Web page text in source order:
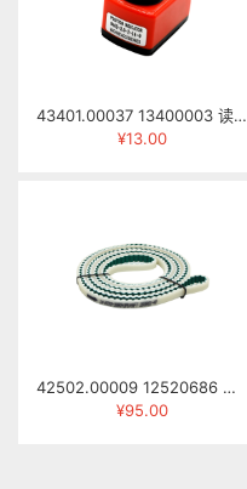
43401.00037 13400003 读数器 0402-2.0-I-14-0
¥13.00
42502.00009 12520686 梯形齿同步带 AT10-14-3980mm（PU，表面拉直槽）
¥95.00